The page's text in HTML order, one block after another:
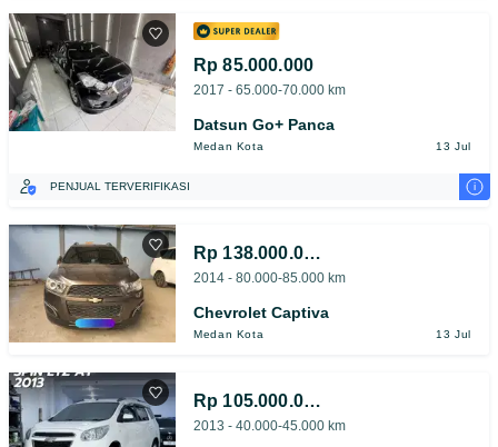
Rp 85.000.000
2017 - 65.000-70.000 km
Datsun Go+ Panca
Medan Kota 13 Jul
PENJUAL TERVERIFIKASI i
Rp 138.000.000
2014 - 80.000-85.000 km
Chevrolet Captiva
Medan Kota 13 Jul
Rp 105.000.000
2013 - 40.000-45.000 km